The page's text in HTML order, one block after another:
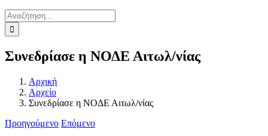
Αναζήτηση
για:
Συνεδρίασε η ΝΟΔΕ Αιτωλ/νίας
Αρχική
Αρχείο
Συνεδρίασε η ΝΟΔΕ Αιτωλ/νίας
Προηγούμενο Επόμενο